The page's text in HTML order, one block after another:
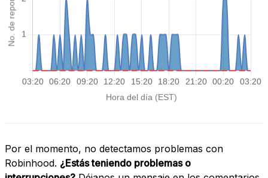
Por el momento, no detectamos problemas con
Robinhood. ¿Estás teniendo problemas o